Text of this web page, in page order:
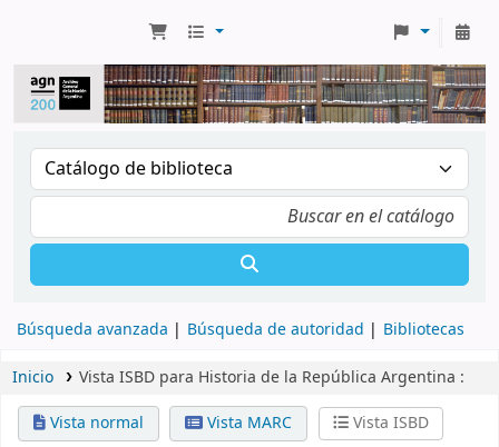
Búsqueda avanzada Búsqueda de autoridad Bibliotecas
Inicio
Vista ISBD para Historia de la República Argentina :
Vista normal
Vista MARC Vista ISBD